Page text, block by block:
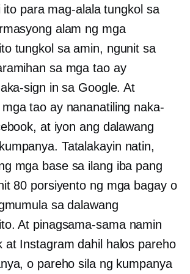
para mag-alala tungkol sa
alam ng mga
tungkol sa amin, ngunit sa
sa mga tao ay
sign in sa Google. At
tao ay nananatiling naka-
at iyon ang dalawang
Tatalakayin natin,
mga base sa ilang iba pang
80 porsiyento ng mga bagay o
sa dalawang
At pinagsama-sama namin
at Instagram dahil halos pareho
o pareho sila ng kumpanya